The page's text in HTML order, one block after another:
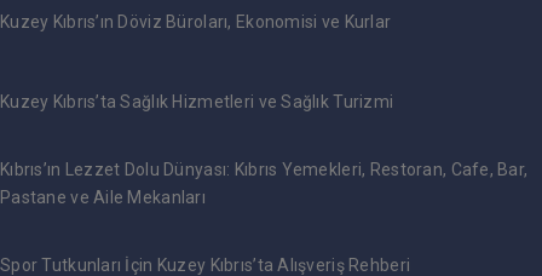
Kuzey Kıbrıs’ın Döviz Büroları, Ekonomisi ve Kurlar
Kuzey Kıbrıs’ta Sağlık Hizmetleri ve Sağlık Turizmi
Kıbrıs’ın Lezzet Dolu Dünyası: Kıbrıs Yemekleri, Restoran, Cafe, Bar,
Pastane ve Aile Mekanları
Spor Tutkunları İçin Kuzey Kıbrıs’ta Alışveriş Rehberi